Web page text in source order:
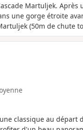
Martuljek.
une gorge étroite
(50m de chute
classique au départ